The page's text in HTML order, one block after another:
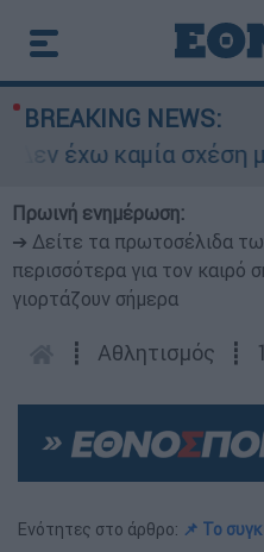
BREAKING NEWS:
έχω καμία σχέση με
Πρωινή ενημέρωση:
➔ Δείτε τα πρωτοσέλιδα
περισσότερα για τον καιρό
γιορτάζουν σήμερα
┋ Αθλητισμός ┋
Ενότητες στο άρθρο: 📌 Το